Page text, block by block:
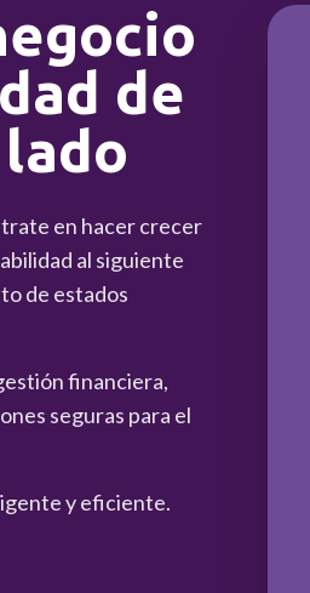
de
en hacer crecer
al siguiente
de estados
financiera,
seguras para el
y eficiente.